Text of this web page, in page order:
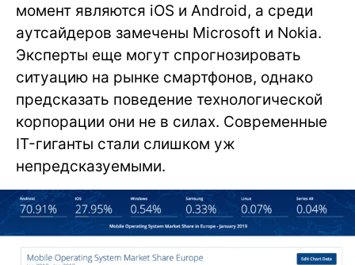
момент являются iOS и Android, а среди
аутсайдеров замечены Microsoft и Nokia.
Эксперты еще могут спрогнозировать
ситуацию на рынке смартфонов, однако
предсказать поведение технологической
корпорации они не в силах. Современные
IT-гиганты стали слишком уж
непредсказуемыми.